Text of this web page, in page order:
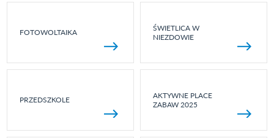
FOTOWOLTAIKA
ŚWIETLICA W
NIEZDOWIE
PRZEDSZKOLE
AKTYWNE PLACE
ZABAW 2025